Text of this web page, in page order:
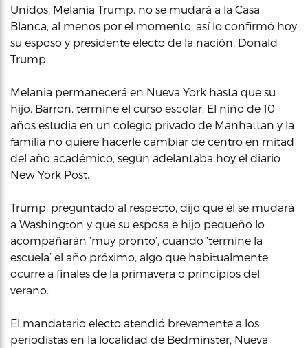
Unidos, Melania Trump, no se mudará a la Casa
Blanca, al menos por el momento, así lo confirmó hoy
su esposo y presidente electo de la nación, Donald
Trump.
Melania permanecerá en Nueva York hasta que su
hijo, Barron, termine el curso escolar. El niño de 10
años estudia en un colegio privado de Manhattan y la
familia no quiere hacerle cambiar de centro en mitad
del año académico, según adelantaba hoy el diario
New York Post.
Trump, preguntado al respecto, dijo que él se mudará
a Washington y que su esposa e hijo pequeño lo
acompañarán ‘muy pronto’, cuando ‘termine la
escuela’ el año próximo, algo que habitualmente
ocurre a finales de la primavera o principios del
verano.
El mandatario electo atendió brevemente a los
periodistas en la localidad de Bedminster, Nueva